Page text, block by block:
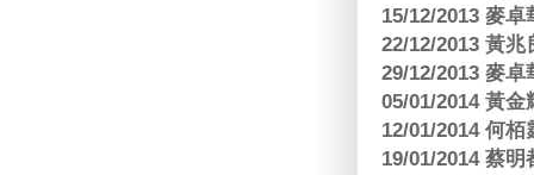
15/12/2013 麥
22/12/2013 黃
29/12/2013 麥
05/01/2014 黃
12/01/2014 何
19/01/2014 蔡